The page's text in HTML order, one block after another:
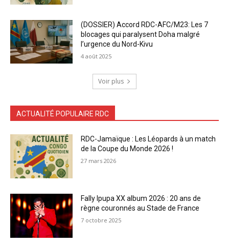
(DOSSIER) Accord RDC-AFC/M23: Les 7
blocages qui paralysent Doha malgré
l’urgence du Nord-Kivu
4 août 2025
Voir plus
ACTUALITÉ POPULAIRE RDC
RDC-Jamaïque : Les Léopards à un match
de la Coupe du Monde 2026 !
27 mars 2026
Fally Ipupa XX album 2026 : 20 ans de
règne couronnés au Stade de France
7 octobre 2025